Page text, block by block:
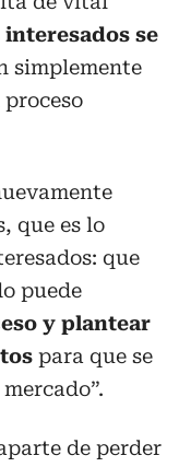
se
simplemente
que es lo
que
puede
y plantear
para que se
de perder